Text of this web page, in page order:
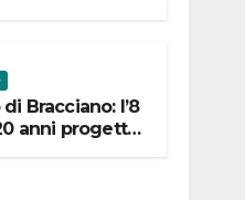
Bracciano: l’8
anni progetto